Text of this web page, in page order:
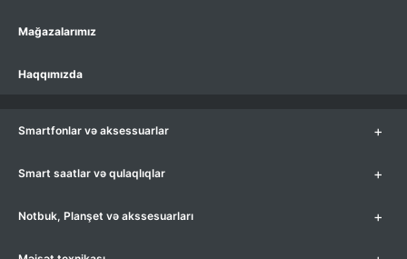
Mağazalarımız
Haqqımızda
Smartfonlar və aksessuarlar +
Smart saatlar və qulaqlıqlar +
Notbuk, Planşet və akssesuarları +